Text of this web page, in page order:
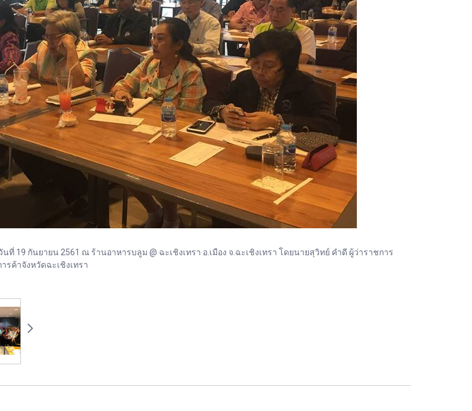
19 กันยายน 2561 ณ ร้านอาหารบลูม @ ฉะเชิงเทรา อ.เมือง จ.ฉะเชิงเทรา โดยนายสุวิทย์ คำดี ผู้ว่าราชการ
รค้าจังหวัดฉะเชิงเทรา